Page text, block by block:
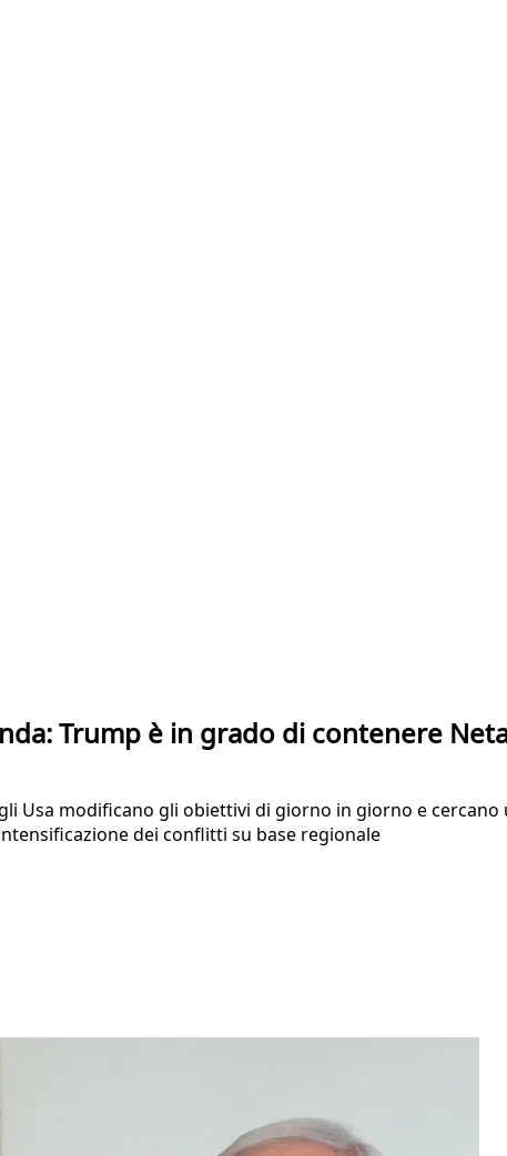
Trump è in grado di contenere
Usa modificano gli obiettivi di giorno in giorno e
dei conflitti su base regionale